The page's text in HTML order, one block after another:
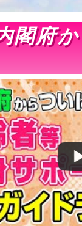
閣府